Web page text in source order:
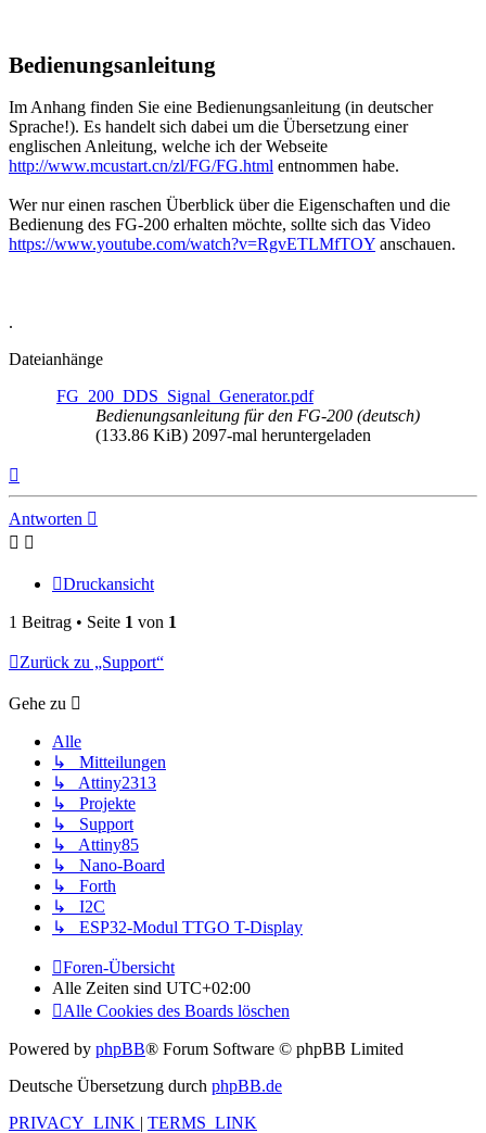
Bedienungsanleitung
Im Anhang finden Sie eine Bedienungsanleitung (in deutscher
Sprache!). Es handelt sich dabei um die Übersetzung einer
englischen Anleitung, welche ich der Webseite
http://www.mcustart.cn/zl/FG/FG.html entnommen habe.
Wer nur einen raschen Überblick über die Eigenschaften und die
Bedienung des FG-200 erhalten möchte, sollte sich das Video
https://www.youtube.com/watch?v=RgvETLMfTOY anschauen.
.
Dateianhänge
FG_200_DDS_Signal_Generator.pdf
Bedienungsanleitung für den FG-200 (deutsch)
(133.86 KiB) 2097-mal heruntergeladen
Antworten
Druckansicht
1 Beitrag • Seite 1 von 1
Zurück zu „Support“
Gehe zu
Alle
↳ Mitteilungen
↳ Attiny2313
↳ Projekte
↳ Support
↳ Attiny85
↳ Nano-Board
↳ Forth
↳ I2C
↳ ESP32-Modul TTGO T-Display
Foren-Übersicht
Alle Zeiten sind UTC+02:00
Alle Cookies des Boards löschen
Powered by phpBB® Forum Software © phpBB Limited
Deutsche Übersetzung durch phpBB.de
PRIVACY_LINK | TERMS_LINK